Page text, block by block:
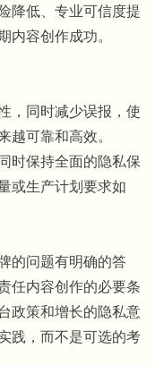
降低、专业可信度提
容创作成功。
，同时减少误报，使
可靠和高效。
时保持全面的隐私保
或生产计划要求如
的问题有明确的答
任内容创作的必要条
政策和增长的隐私意
践，而不是可选的考